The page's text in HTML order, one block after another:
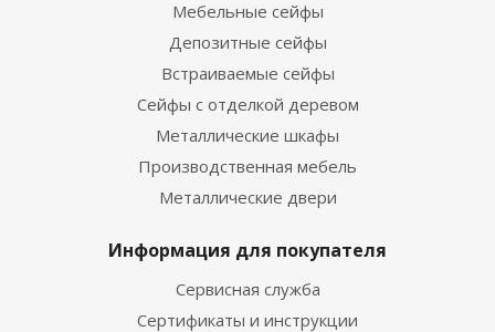
Мебельные сейфы
Депозитные сейфы
Встраиваемые сейфы
Сейфы с отделкой деревом
Металлические шкафы
Производственная мебель
Металлические двери
Информация для покупателя
Сервисная служба
Сертификаты и инструкции